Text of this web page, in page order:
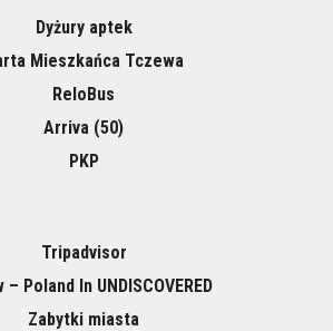
Dyżury aptek
Mieszkańca Tczewa
ReloBus
Arriva (50)
PKP
Tripadvisor
– Poland In UNDISCOVERED
Zabytki miasta